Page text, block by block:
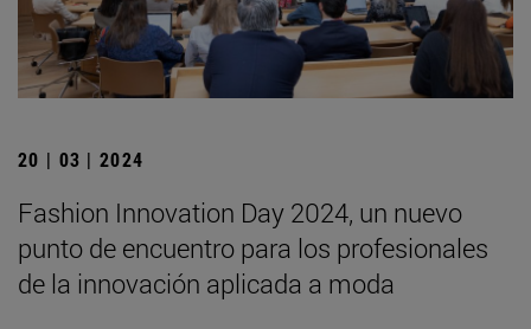
20 | 03 | 2024
Fashion Innovation Day 2024, un nuevo
punto de encuentro para los profesionales
de la innovación aplicada a moda